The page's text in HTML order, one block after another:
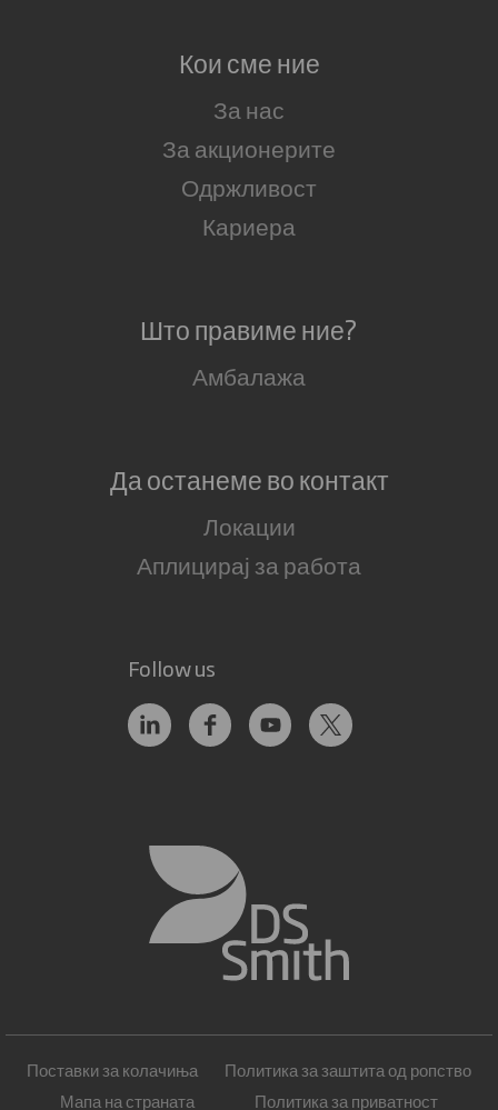
Кои сме ние
За нас
За акционерите
Одржливост
Кариера
Што правиме ние?
Амбалажа
Да останеме во контакт
Локации
Аплицирај за работа
Follow us
Поставки за колачиња
Политика за заштита од ропство
Мапа на страната
Политика за приватност